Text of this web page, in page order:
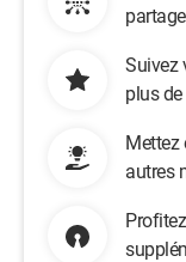
Suivez
plus
Mettez
autres